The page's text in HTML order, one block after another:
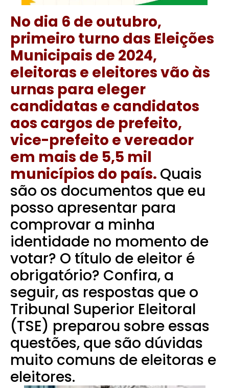
No dia 6 de outubro,
primeiro turno das Eleições
Municipais de 2024,
eleitoras e eleitores vão às
urnas para eleger
candidatas e candidatos
aos cargos de prefeito,
vice-prefeito e vereador
em mais de 5,5 mil
municípios do país. Quais
são os documentos que eu
posso apresentar para
comprovar a minha
identidade no momento de
votar? O título de eleitor é
obrigatório? Confira, a
seguir, as respostas que o
Tribunal Superior Eleitoral
(TSE) preparou sobre essas
questões, que são dúvidas
muito comuns de eleitoras e
eleitores.